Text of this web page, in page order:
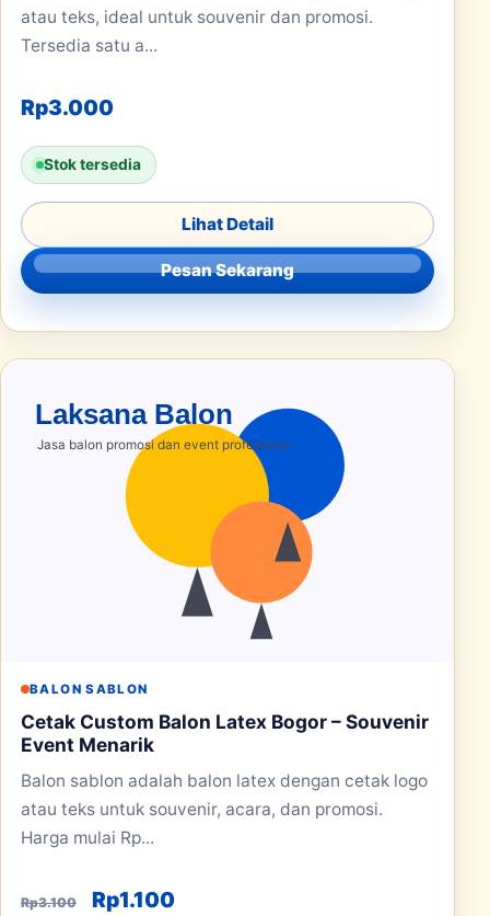
atau teks, ideal untuk souvenir dan promosi.
Tersedia satu a...
Rp3.000
Stok tersedia
Lihat Detail
Pesan Sekarang
BALON SABLON
Cetak Custom Balon Latex Bogor – Souvenir
Event Menarik
Balon sablon adalah balon latex dengan cetak logo
atau teks untuk souvenir, acara, dan promosi.
Harga mulai Rp...
Rp3.100 Harga aslinya adalah: Rp3.100.
Rp1.100Harga saat ini adalah: Rp1.100.